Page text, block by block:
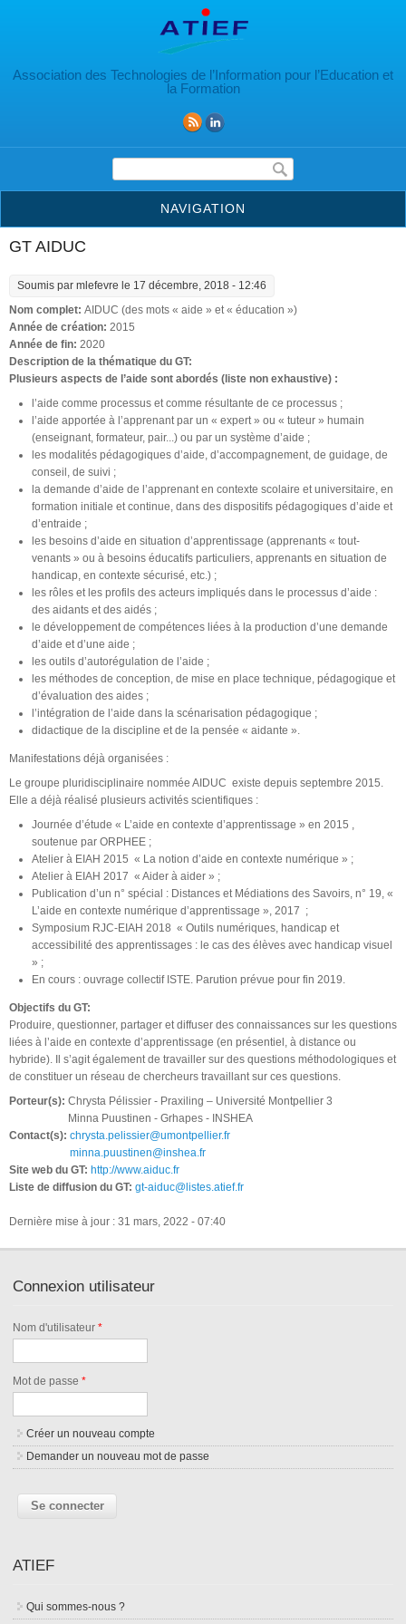
Association des Technologies de l’Information pour l’Education et
la Formation
Formulaire de recherche
NAVIGATION
GT AIDUC
Soumis par mlefevre le 17 décembre, 2018 - 12:46
Nom complet: AIDUC (des mots « aide » et « éducation »)
Année de création: 2015
Année de fin: 2020
Description de la thématique du GT:
Plusieurs aspects de l’aide sont abordés (liste non exhaustive) :
l’aide comme processus et comme résultante de ce processus ;
l’aide apportée à l’apprenant par un « expert » ou « tuteur » humain
(enseignant, formateur, pair...) ou par un système d’aide ;
les modalités pédagogiques d’aide, d’accompagnement, de guidage, de
conseil, de suivi ;
la demande d’aide de l’apprenant en contexte scolaire et universitaire, en
formation initiale et continue, dans des dispositifs pédagogiques d’aide et
d’entraide ;
les besoins d’aide en situation d’apprentissage (apprenants « tout-
venants » ou à besoins éducatifs particuliers, apprenants en situation de
handicap, en contexte sécurisé, etc.) ;
les rôles et les profils des acteurs impliqués dans le processus d’aide :
des aidants et des aidés ;
le développement de compétences liées à la production d’une demande
d’aide et d’une aide ;
les outils d’autorégulation de l’aide ;
les méthodes de conception, de mise en place technique, pédagogique et
d’évaluation des aides ;
l’intégration de l’aide dans la scénarisation pédagogique ;
didactique de la discipline et de la pensée « aidante ».
Manifestations déjà organisées :
Le groupe pluridisciplinaire nommée AIDUC existe depuis septembre 2015.
Elle a déjà réalisé plusieurs activités scientifiques :
Journée d’étude « L’aide en contexte d’apprentissage » en 2015 ,
soutenue par ORPHEE ;
Atelier à EIAH 2015 « La notion d’aide en contexte numérique » ;
Atelier à EIAH 2017 « Aider à aider » ;
Publication d’un n° spécial : Distances et Médiations des Savoirs, n° 19, «
L’aide en contexte numérique d’apprentissage », 2017 ;
Symposium RJC-EIAH 2018 « Outils numériques, handicap et
accessibilité des apprentissages : le cas des élèves avec handicap visuel
» ;
En cours : ouvrage collectif ISTE. Parution prévue pour fin 2019.
Objectifs du GT:
Produire, questionner, partager et diffuser des connaissances sur les questions
liées à l’aide en contexte d’apprentissage (en présentiel, à distance ou
hybride). Il s’agit également de travailler sur des questions méthodologiques et
de constituer un réseau de chercheurs travaillant sur ces questions.
Porteur(s): Chrysta Pélissier - Praxiling – Université Montpellier 3
Minna Puustinen - Grhapes - INSHEA
Contact(s): chrysta.pelissier@umontpellier.fr
minna.puustinen@inshea.fr
Site web du GT: http://www.aiduc.fr
Liste de diffusion du GT: gt-aiduc@listes.atief.fr
Dernière mise à jour : 31 mars, 2022 - 07:40
Connexion utilisateur
Nom d'utilisateur*
Mot de passe*
Créer un nouveau compte
Demander un nouveau mot de passe
ATIEF
Qui sommes-nous ?